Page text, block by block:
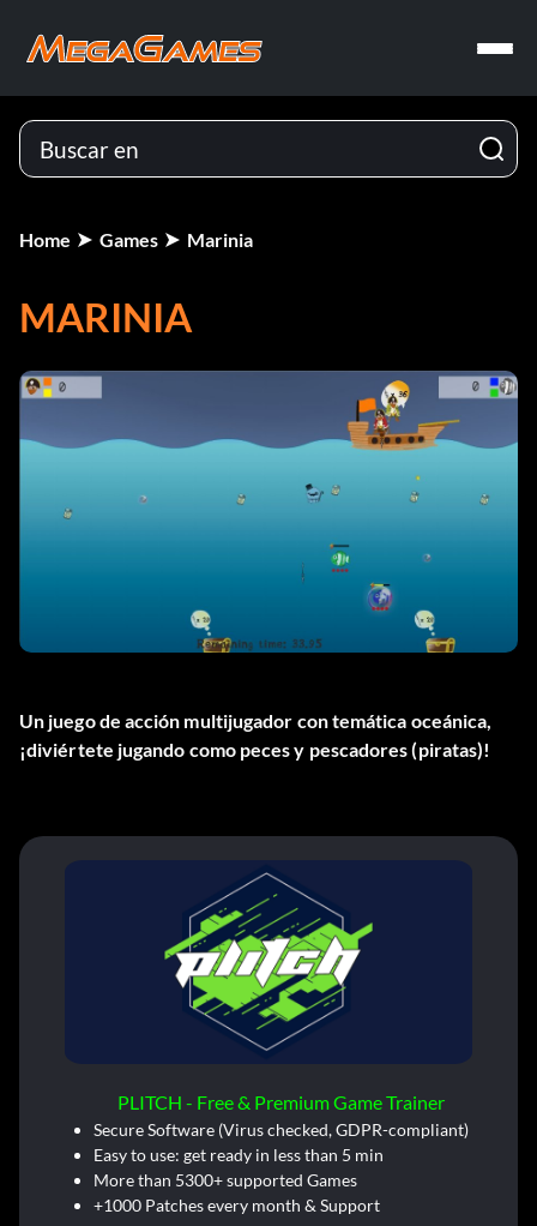
Home Games Marinia
MARINIA
Un juego de acción multijugador con temática oceánica,
¡diviértete jugando como peces y pescadores (piratas)!
PLITCH - Free & Premium Game Trainer
Secure Software (Virus checked, GDPR-compliant)
Easy to use: get ready in less than 5 min
More than 5300+ supported Games
+1000 Patches every month & Support